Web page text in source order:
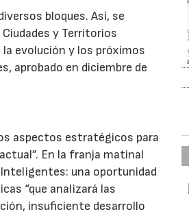
bloques. Así, se
y Territorios
evolución y los próximos
aprobado en diciembre de
aspectos estratégicos para
En la franja matinal
una oportunidad
“que analizará las
insuficiente desarrollo